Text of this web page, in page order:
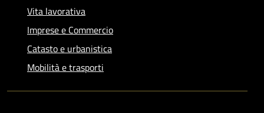
Vita lavorativa
Imprese e Commercio
Catasto e urbanistica
Mobilità e trasporti